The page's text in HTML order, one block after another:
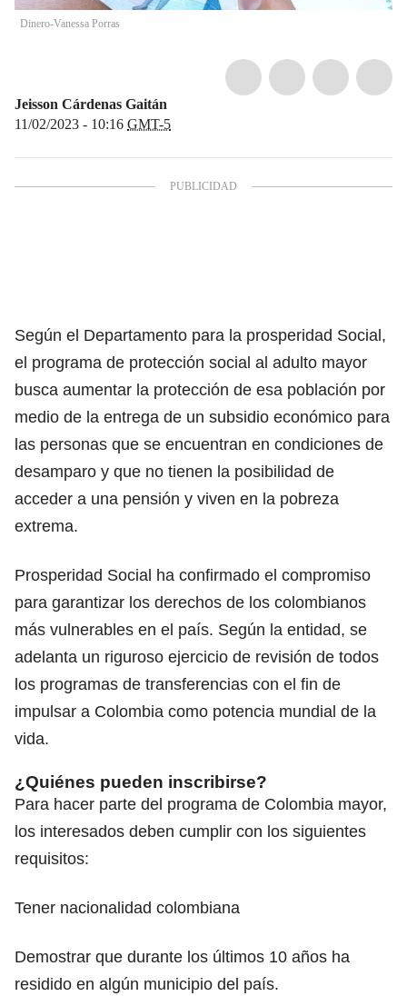
Dinero-Vanessa Porras
Jeisson Cárdenas Gaitán
11/02/2023 - 10:16 GMT-5
Según el Departamento para la prosperidad Social,
el programa de protección social al adulto mayor
busca aumentar la protección de esa población por
medio de la entrega de un subsidio económico para
las personas que se encuentran en condiciones de
desamparo y que no tienen la posibilidad de
acceder a una pensión y viven en la pobreza
extrema.
Prosperidad Social ha confirmado el compromiso
para garantizar los derechos de los colombianos
más vulnerables en el país. Según la entidad, se
adelanta un riguroso ejercicio de revisión de todos
los programas de transferencias con el fin de
impulsar a Colombia como potencia mundial de la
vida.
¿Quiénes pueden inscribirse?
Para hacer parte del programa de Colombia mayor,
los interesados deben cumplir con los siguientes
requisitos:
Tener nacionalidad colombiana
Demostrar que durante los últimos 10 años ha
residido en algún municipio del país.